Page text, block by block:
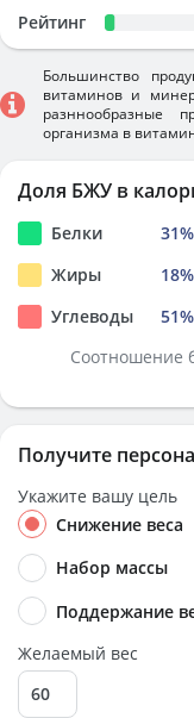
Рейтинг
Большинство
витаминов и
разннообразные
организма в
Доля БЖУ в
Белки 31%
Жиры
18%
Углеводы
51%
Соотношение
Получите
Укажите вашу цель
Снижение веса
Набор массы
Поддержание
Желаемый вес